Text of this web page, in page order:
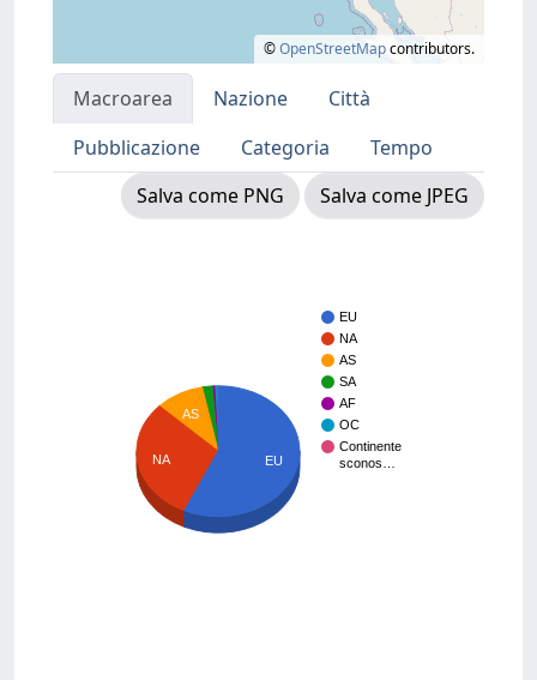
©OpenStreetMapcontributors.
Macroarea Nazione
Città
Pubblicazione
Categoria
Tempo
Salva come PNG
Salva come JPEG
EU
NA
AS
SA
AF
OC
Continente
sconos…
AS
NA EU